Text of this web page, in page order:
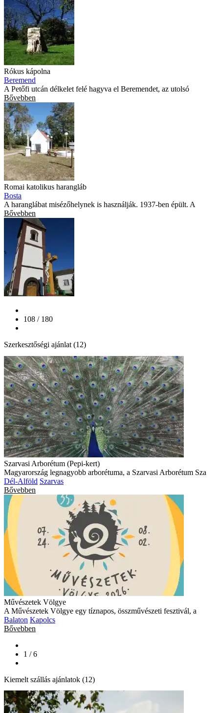
Rókus kápolna
Beremend
A Petőfi utcán délkelet felé hagyva el Beremendet, az utolsó
Bővebben
Romai katolikus harangláb
Bosta
A haranglábat misézőhelynek is használják. 1937-ben épült. A
Bővebben
108 / 180
Szerkesztőségi ajánlat (12)
Szarvasi Arborétum (Pepi-kert)
Magyarország legnagyobb arborétuma, a Szarvasi Arborétum Sza
Dél-Alföld Szarvas
Bővebben
Művészetek Völgye
A Művészetek Völgye egy tíznapos, összművészeti fesztivál, a
Balaton Kapolcs
Bővebben
1 / 6
Kiemelt szállás ajánlatok (12)